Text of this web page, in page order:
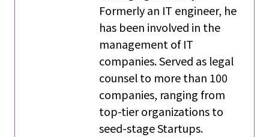
Formerly an IT engineer, he
has been involved in the
management of IT
companies. Served as legal
counsel to more than 100
companies, ranging from
top-tier organizations to
seed-stage Startups.